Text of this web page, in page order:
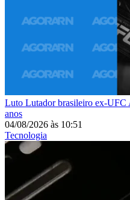
Luto Lutador brasileiro ex-UFC
anos
04/08/2026 às 10:51
Tecnologia